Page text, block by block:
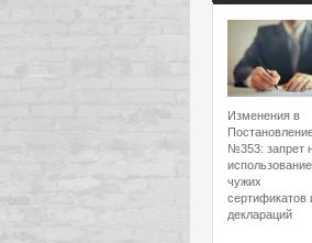
Изменения в
№353: запрет
использование
чужих
сертификатов
деклараций